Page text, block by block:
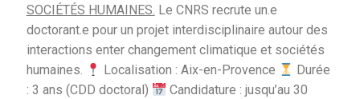
SOCIÉTÉS HUMAINES. Le CNRS recrute un.e
doctorant.e pour un projet interdisciplinaire autour des
interactions enter changement climatique et sociétés
humaines.
Localisation : Aix-en-Provence
Durée
: 3 ans (CDD doctoral)
Candidature : jusqu’au 30